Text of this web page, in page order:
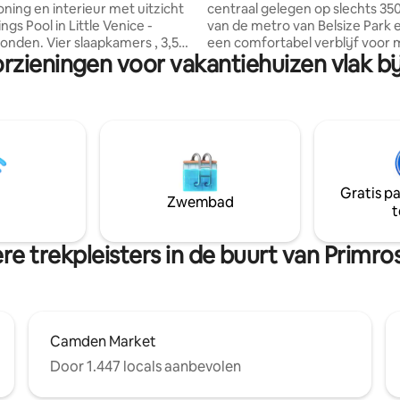
en interieur met uitzicht
Pool in Little Venice -
, 3,5
en op slechts 6 minuten lopen
Station. Vol natuurlijk
meerdere kamers, video-
inch smart-tv en een
Engelse Smallbone-
eersteklas Gaggenau-
centraal gelegen op slechts
van de metro van Belsize Park
een comfortabel verblijf voor
vier gasten. De woonkamer is
gemak voorzien van een
wasmachine en droger. De
uitgeruste keuken beschikt
'Smeg' -oven en een
ontbijtbar. Daarnaast biedt de
het gemak van een slim
voor vakantiehuizen vlak
Zwembad
Gratis
trekpleisters in de buurt van
Camden Market
Door 1.447 locals aanbevolen